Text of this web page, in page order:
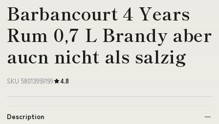
Barbancourt 4 Years
Rum 0,7 L Brandy aber
aucn nicht als salzig
SKU 58013959199 4.8
Description